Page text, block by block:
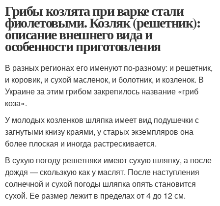
Грибы козлята при варке стали
фиолетовыми. Козляк (решетник):
описание внешнего вида и
особенности приготовления
В разных регионах его именуют по-разному: и решетник,
и коровик, и сухой масленок, и болотник, и козленок. В
Украине за этим грибом закрепилось название «гриб
коза».
У молодых козленков шляпка имеет вид подушечки с
загнутыми книзу краями, у старых экземпляров она
более плоская и иногда растрескивается.
В сухую погоду решетняки имеют сухую шляпку, а после
дождя — скользкую как у маслят. После наступления
солнечной и сухой погоды шляпка опять становится
сухой. Ее размер лежит в пределах от 4 до 12 см.